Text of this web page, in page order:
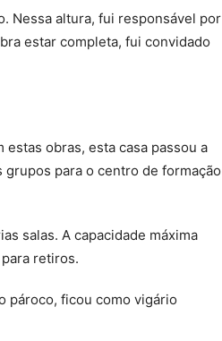
Nessa altura, fui responsável por
estar completa, fui convidado
obras, esta casa passou a
para o centro de formação
salas. A capacidade máxima
retiros.
pároco, ficou como vigário